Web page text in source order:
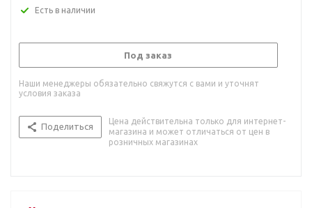
Есть в наличии
Под заказ
Наши менеджеры обязательно свяжутся с вами и уточнят
условия заказа
Поделиться
Цена действительна только для интернет-
магазина и может отличаться от цен в
розничных магазинах